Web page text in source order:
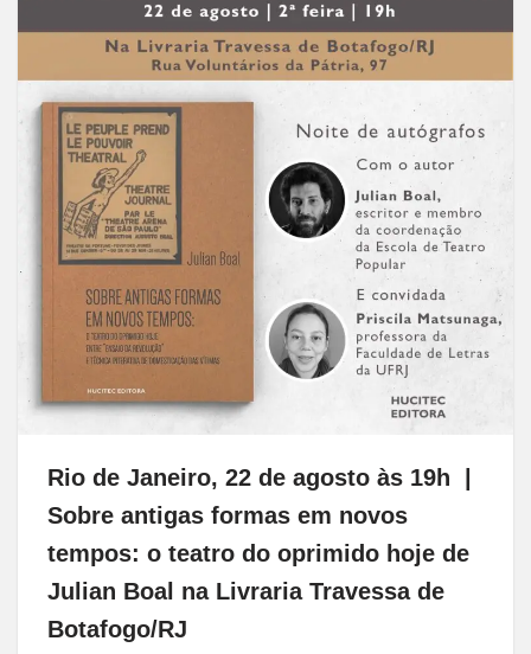
Rio de Janeiro, 22 de agosto às 19h |
Sobre antigas formas em novos
tempos: o teatro do oprimido hoje de
Julian Boal na Livraria Travessa de
Botafogo/RJ